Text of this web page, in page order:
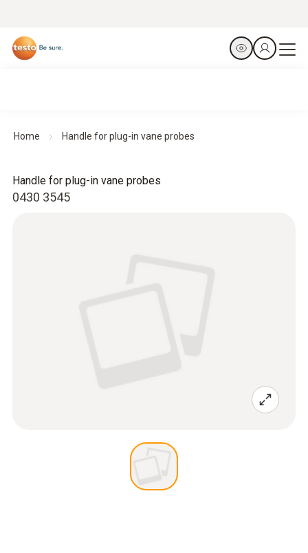
Home Handle for plug-in vane probes
0430 3545
Handle for plug-in vane probes